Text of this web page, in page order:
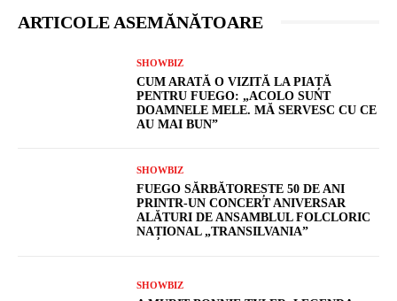
ARTICOLE ASEMĂNĂTOARE
SHOWBIZ
CUM ARATĂ O VIZITĂ LA PIAȚĂ
PENTRU FUEGO: „ACOLO SUNT
DOAMNELE MELE. MĂ SERVESC CU CE
AU MAI BUN”
SHOWBIZ
FUEGO SĂRBĂTOREȘTE 50 DE ANI
PRINTR-UN CONCERT ANIVERSAR
ALĂTURI DE ANSAMBLUL FOLCLORIC
NAȚIONAL „TRANSILVANIA”
SHOWBIZ